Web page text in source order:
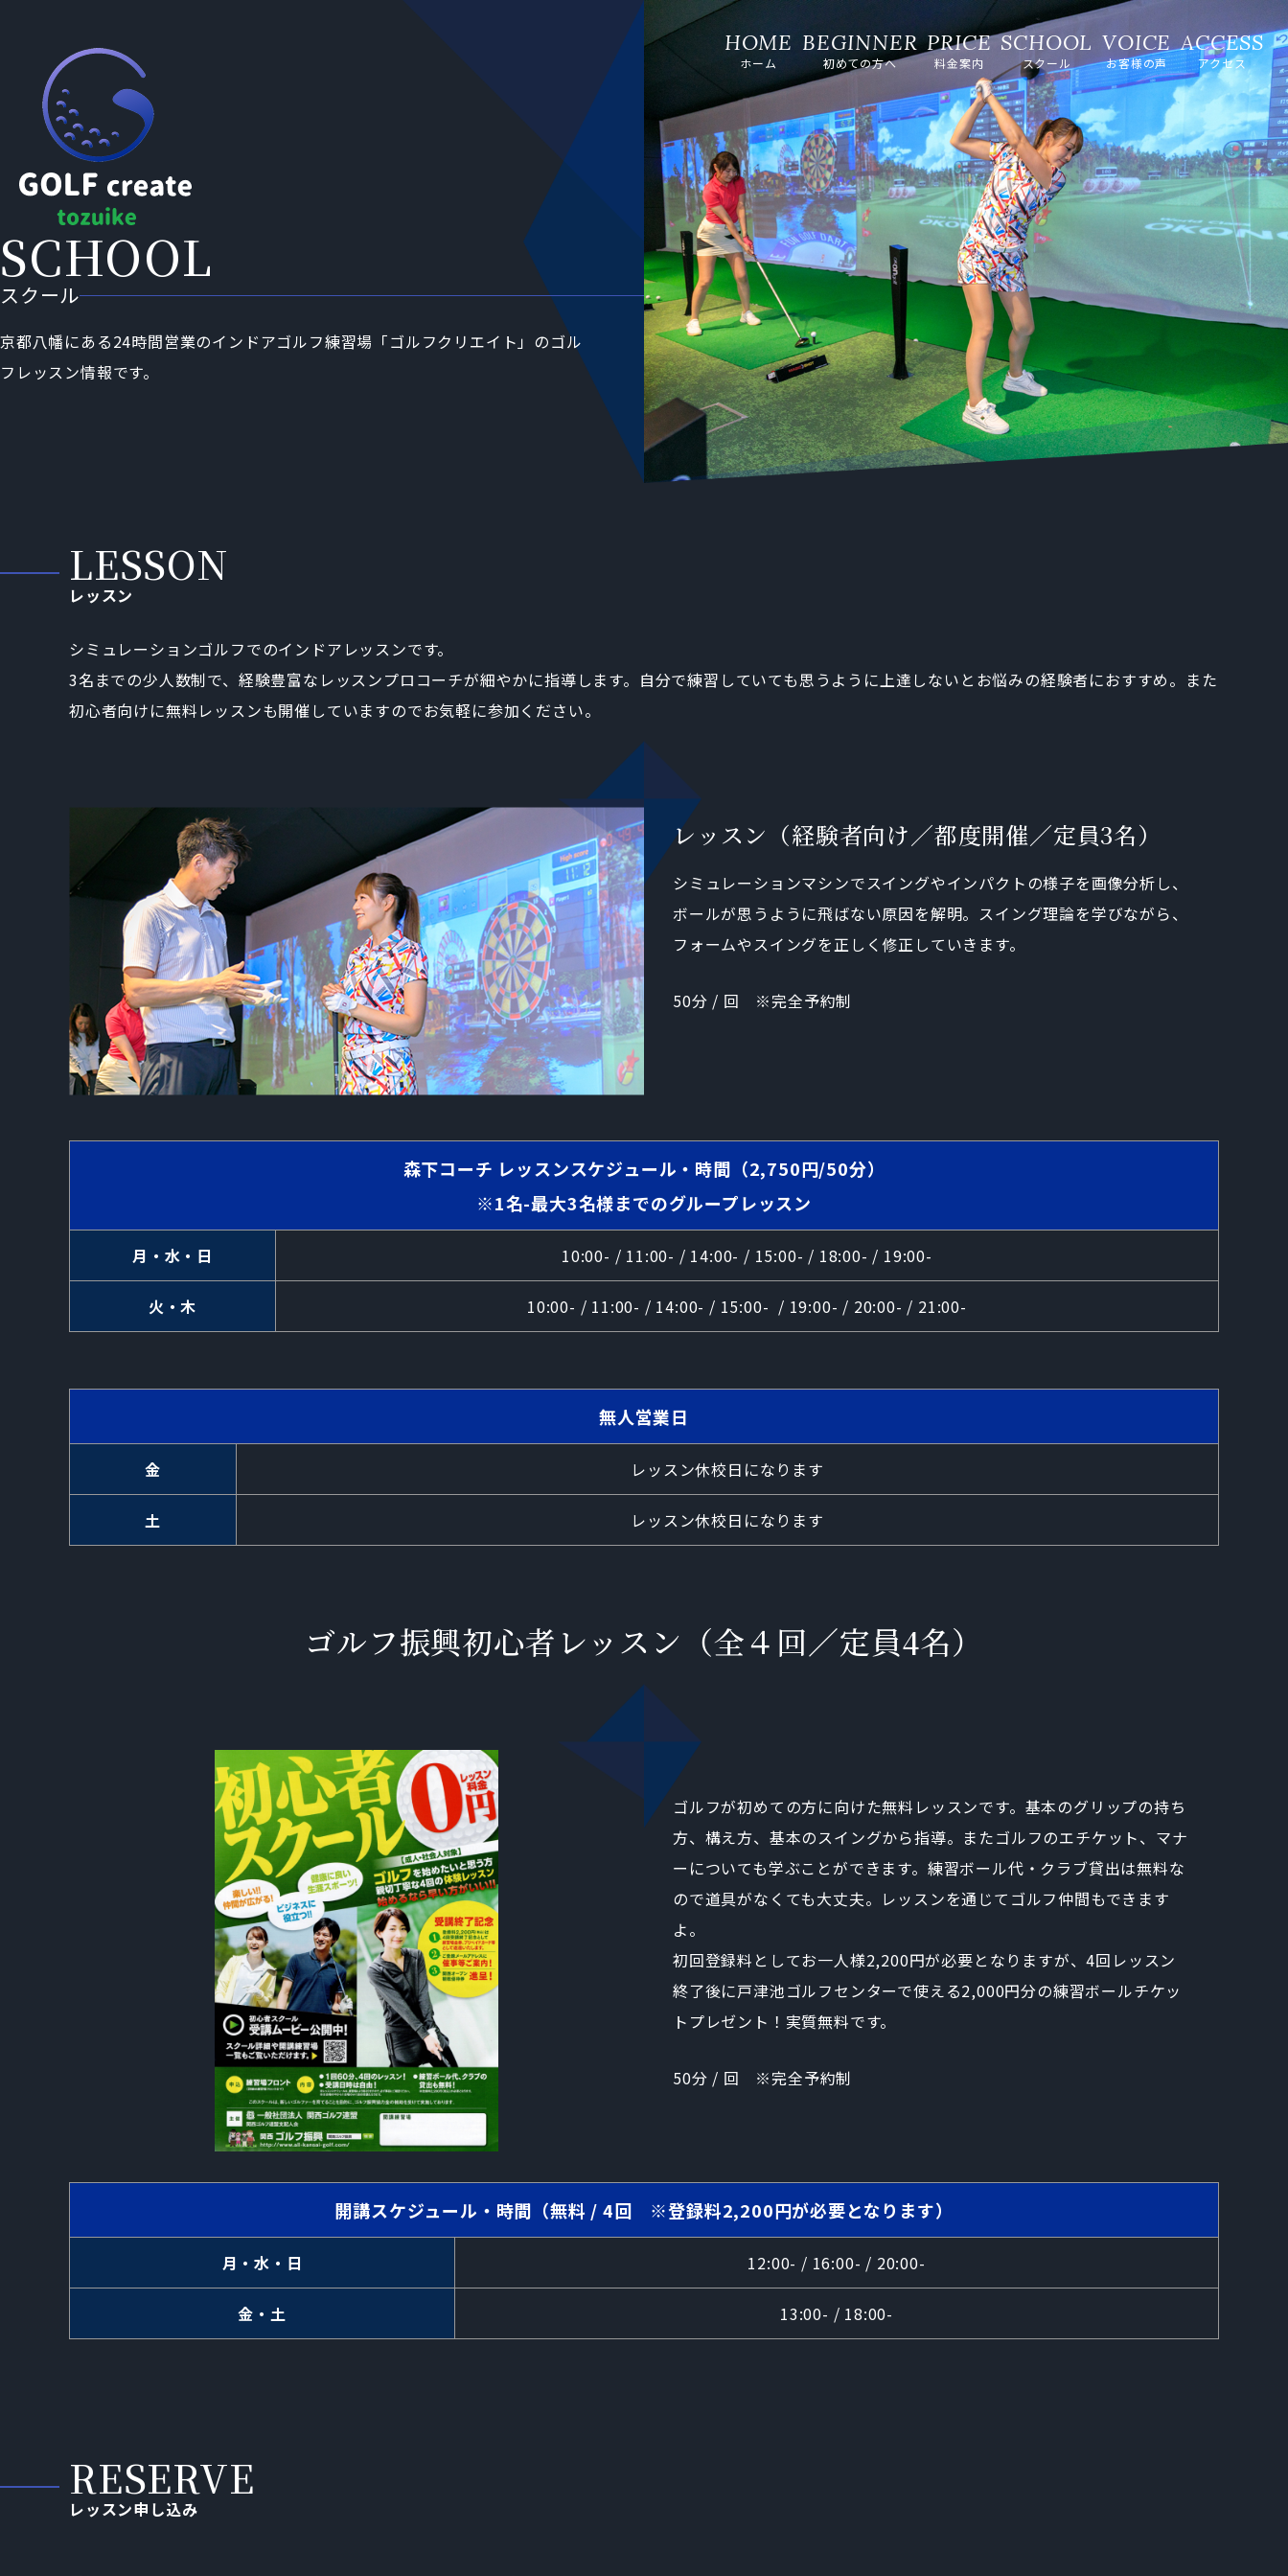
ホーム 初めての方へ 料金案内 スクール お客様の声 アクセス
スクール
京都八幡にある24時間営業のインドアゴルフ練習場「ゴルフクリエイト」のゴル
フレッスン情報です。
レッスン
シミュレーションゴルフでのインドアレッスンです。
3名までの少人数制で、経験豊富なレッスンプロコーチが細やかに指導します。自分で練習していても思うように上達しないとお悩みの経験者におすすめ。また
初心者向けに無料レッスンも開催していますのでお気軽に参加ください。
レッスン（経験者向け／都度開催／定員3名）
シミュレーションマシンでスイングやインパクトの様子を画像分析し、
ボールが思うように飛ばない原因を解明。スイング理論を学びながら、
フォームやスイングを正しく修正していきます。
50分 / 回 ※完全予約制
森下コーチ レッスンスケジュール・時間（2,750円/50分）
※1名-最大3名様までのグループレッスン
月・水・日 10:00- / 11:00- / 14:00- / 15:00- / 18:00- / 19:00-
火・木 10:00- / 11:00- / 14:00- / 15:00- / 19:00- / 20:00- / 21:00-
無人営業日
金 レッスン休校日になります
土 レッスン休校日になります
ゴルフ振興初心者レッスン（全４回／定員4名）
ゴルフが初めての方に向けた無料レッスンです。基本のグリップの持ち
方、構え方、基本のスイングから指導。またゴルフのエチケット、マナ
ーについても学ぶことができます。練習ボール代・クラブ貸出は無料な
ので道具がなくても大丈夫。レッスンを通じてゴルフ仲間もできます
よ。
初回登録料としてお一人様2,200円が必要となりますが、4回レッスン
終了後に戸津池ゴルフセンターで使える2,000円分の練習ボールチケッ
トプレゼント！実質無料です。
50分 / 回 ※完全予約制
開講スケジュール・時間（無料 / 4回 ※登録料2,200円が必要となります）
月・水・日 12:00- / 16:00- / 20:00-
金・土 13:00- / 18:00-
レッスン申し込み